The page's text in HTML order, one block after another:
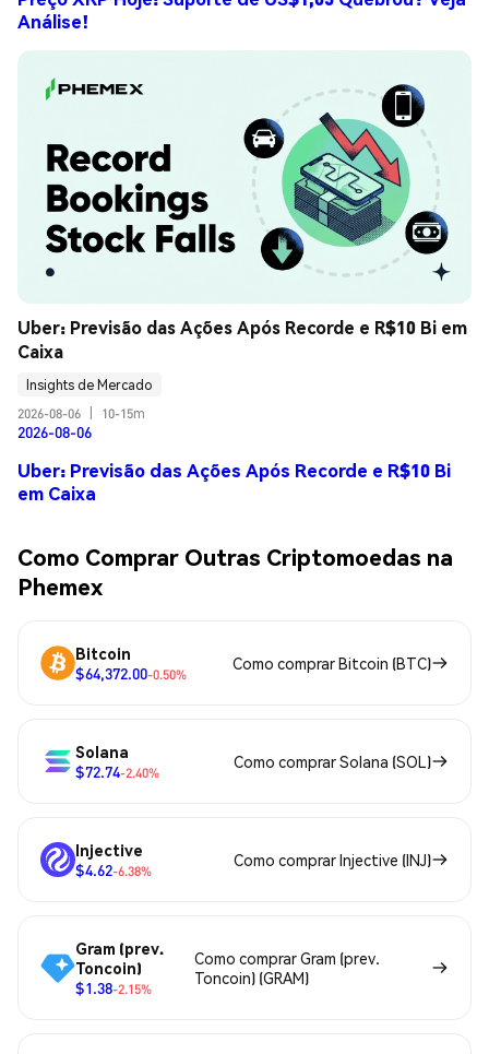
Análise!
Uber: Previsão das Ações Após Recorde e R$10 Bi em
Caixa
Insights de Mercado
2026-08-06
10-15m
2026-08-06
Uber: Previsão das Ações Após Recorde e R$10 Bi
em Caixa
Como Comprar Outras Criptomoedas na
Phemex
Bitcoin
$64,372.00-0.50%
Como comprar Bitcoin (BTC)
Solana
$72.74-2.40%
Como comprar Solana (SOL)
Injective
$4.62-6.38%
Como comprar Injective (INJ)
Gram (prev.
Toncoin)
$1.38-2.15%
Como comprar Gram (prev.
Toncoin) (GRAM)